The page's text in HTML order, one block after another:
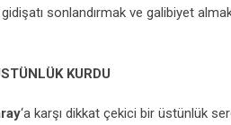
gidişatı sonlandırmak ve galibiyet
KURDU
‘a karşı dikkat çekici bir üstünlük